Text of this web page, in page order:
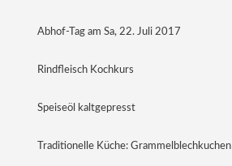
Abhof-Tag am Sa, 22. Juli 2017
Rindfleisch Kochkurs
Speiseöl kaltgepresst
Traditionelle Küche: Grammelblechkuchen